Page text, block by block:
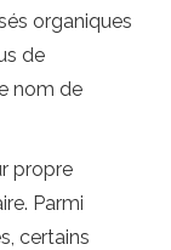
organiques
de
nom de
propre
Parmi
certains